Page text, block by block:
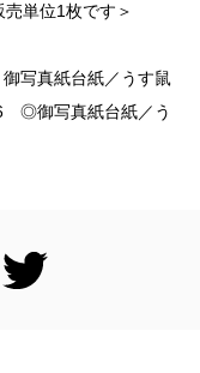
単位1枚です＞
写真紙台紙／うす鼠
◎御写真紙台紙／う